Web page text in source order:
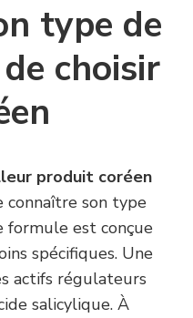
type de
choisir
produit coréen
connaître son type
formule est conçue
spécifiques. Une
actifs régulateurs
salicylique. À